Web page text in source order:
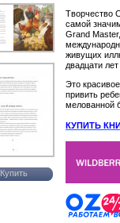
Купить
Творчество
самой
Grand
живущих
двадцати
Это
привить
мелованной
КУПИТЬ